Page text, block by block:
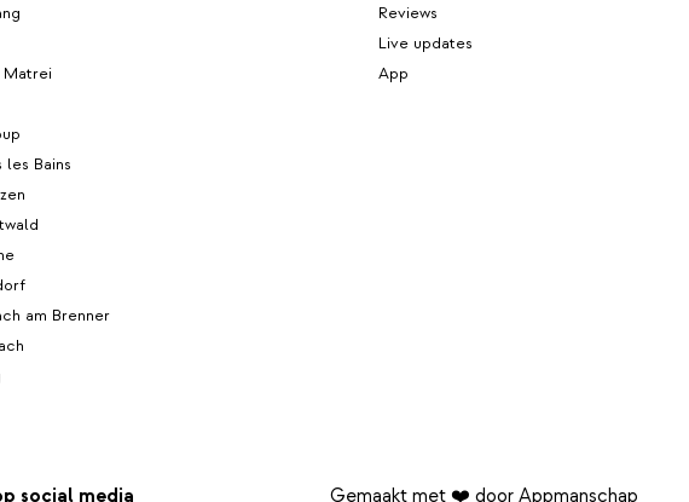
Matrei
les Bains
am Brenner
Reviews
Live updates
App
social media Gemaakt met ❤️ door Appmanschap